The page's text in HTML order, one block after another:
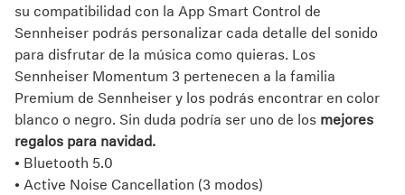
su compatibilidad con la App Smart Control de
Sennheiser podrás personalizar cada detalle del sonido
para disfrutar de la música como quieras. Los
Sennheiser Momentum 3 pertenecen a la familia
Premium de Sennheiser y los podrás encontrar en color
blanco o negro. Sin duda podría ser uno de los mejores
regalos para navidad.
• Bluetooth 5.0
• Active Noise Cancellation (3 modos)